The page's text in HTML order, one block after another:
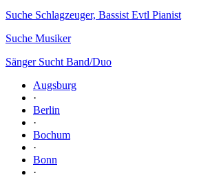
Suche Schlagzeuger, Bassist Evtl Pianist
Suche Musiker
Sänger Sucht Band/Duo
Augsburg
·
Berlin
·
Bochum
·
Bonn
·